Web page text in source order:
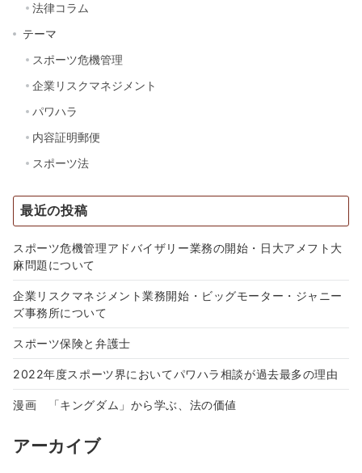
法律コラム
テーマ
スポーツ危機管理
企業リスクマネジメント
パワハラ
内容証明郵便
スポーツ法
最近の投稿
スポーツ危機管理アドバイザリー業務の開始・日大アメフト大
麻問題について
企業リスクマネジメント業務開始・ビッグモーター・ジャニー
ズ事務所について
スポーツ保険と弁護士
2022年度スポーツ界においてパワハラ相談が過去最多の理由
漫画 「キングダム」から学ぶ、法の価値
アーカイブ